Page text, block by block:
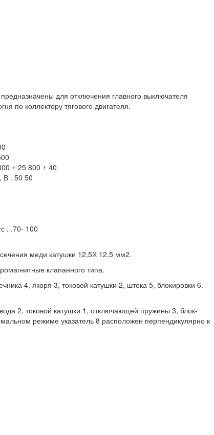
для отключения главного выключателя
по коллектору тягового двигателя.
± 25 800 ± 40
В . 50 50
. .70- 100
меди катушки 12,5Х 12,5 мм2.
клапанного типа.
4, якоря 3, токовой катушки 2, штока 5, блокировки 6.
2, токовой катушки 1, отключающей пружины 3, блок-
режиме указатель 8 расположен перпендикулярно к